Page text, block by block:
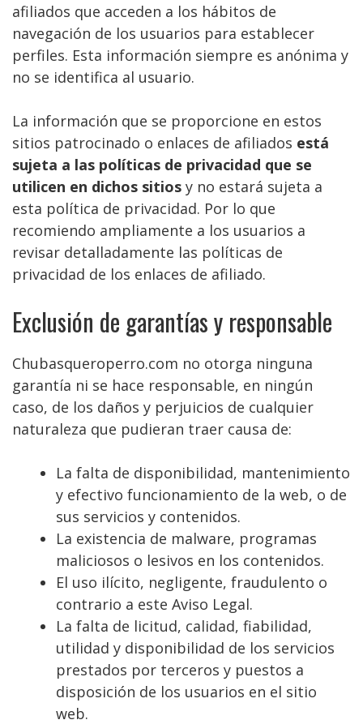
afiliados que acceden a los hábitos de
navegación de los usuarios para establecer
perfiles. Esta información siempre es anónima y
no se identifica al usuario.
La información que se proporcione en estos
sitios patrocinado o enlaces de afiliados está
sujeta a las políticas de privacidad que se
utilicen en dichos sitios y no estará sujeta a
esta política de privacidad. Por lo que
recomiendo ampliamente a los usuarios a
revisar detalladamente las políticas de
privacidad de los enlaces de afiliado.
Exclusión de garantías y responsable
Chubasqueroperro.com no otorga ninguna
garantía ni se hace responsable, en ningún
caso, de los daños y perjuicios de cualquier
naturaleza que pudieran traer causa de:
La falta de disponibilidad, mantenimiento
y efectivo funcionamiento de la web, o de
sus servicios y contenidos.
La existencia de malware, programas
maliciosos o lesivos en los contenidos.
El uso ilícito, negligente, fraudulento o
contrario a este Aviso Legal.
La falta de licitud, calidad, fiabilidad,
utilidad y disponibilidad de los servicios
prestados por terceros y puestos a
disposición de los usuarios en el sitio
web.